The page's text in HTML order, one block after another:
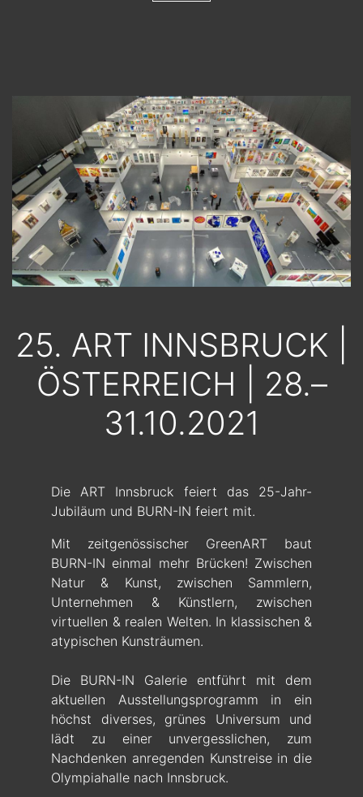
25. ART INNSBRUCK |
ÖSTERREICH | 28.–
31.10.2021
Die ART Innsbruck feiert das 25-Jahr-
Jubiläum und BURN-IN feiert mit.
Mit zeitgenössischer GreenART baut
BURN-IN einmal mehr Brücken! Zwischen
Natur & Kunst, zwischen Sammlern,
Unternehmen & Künstlern, zwischen
virtuellen & realen Welten. In klassischen &
atypischen Kunsträumen.
Die BURN-IN Galerie entführt mit dem
aktuellen Ausstellungsprogramm in ein
höchst diverses, grünes Universum und
lädt zu einer unvergesslichen, zum
Nachdenken anregenden Kunstreise in die
Olympiahalle nach Innsbruck.